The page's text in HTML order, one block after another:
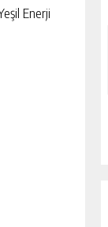
Enerji